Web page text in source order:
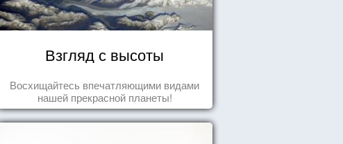
Взгляд с высоты
Восхищайтесь впечатляющими видами
нашей прекрасной планеты!